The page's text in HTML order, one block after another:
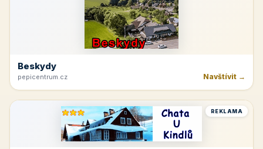
Beskydy
pepicentrum.cz Navštívit →
REKLAMA